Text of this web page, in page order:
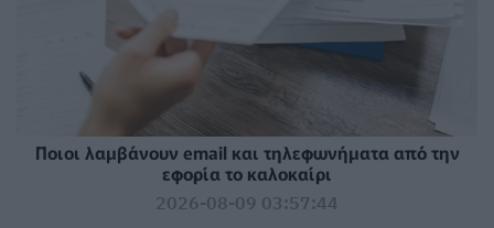
Ποιοι λαμβάνουν email και τηλεφωνήματα από την
εφορία το καλοκαίρι
2026-08-09 03:57:44